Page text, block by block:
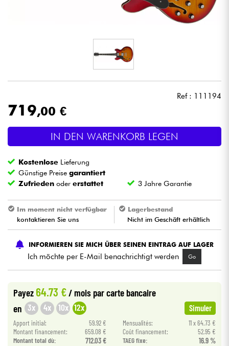
Live-Sound
Licht
Drums
Violinen & Quartett
Kinder
HiFi
Bundle
Ref : 111194
719,00 €
IN DEN WARENKORB LEGEN
Kostenlose Lieferung
Günstige Preisegarantiert
Zufrieden odererstattet 3 Jahre Garantie
Im moment nicht verfügbar
kontaktieren Sie uns
Lagerbestand
Nicht im Geschäft erhältlich
INFORMIEREN SIE MICH ÜBER SEINEN EINTRAG AUF LAGER
Ich möchte per E-Mail benachrichtigt werden Go
Payez64.73 €/ mois par carte bancaire
en 3x 4x 10x 12x Simuler
Apport initial: 59.92 € Mensualités:
11 x 64.73 €
Montant financement:
659.08 € Coût financement:
52.95 €
Montant total dù:
712.03 € TAEG fixe: 16.9 %